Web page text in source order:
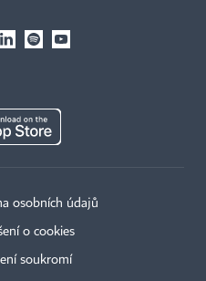
osobních údajů
o cookies
soukromí